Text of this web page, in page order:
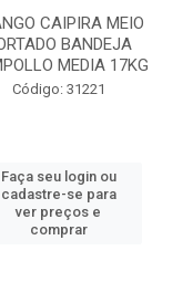
CAIPIRA MEIO
BANDEJA
MEDIA 17KG
Código: 31221
Faça seu login ou
cadastre-se para
ver preços e
comprar